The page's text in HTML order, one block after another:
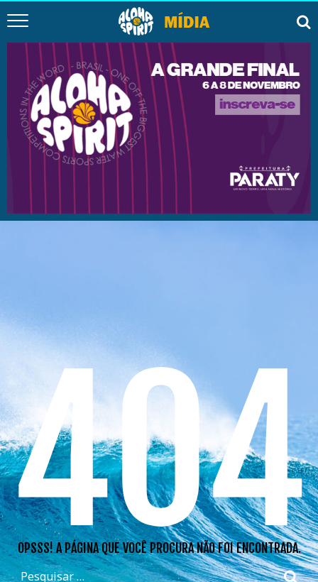
404
OPSSS! A PÁGINA QUE VOCÊ PROCURA NÃO FOI ENCONTRADA.